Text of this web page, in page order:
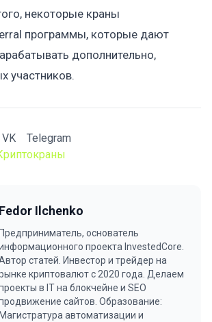
некоторые краны
программы, которые дают
дополнительно,
участников.
VK
Telegram
Fedor Ilchenko
Предприниматель, основатель
проекта InvestedCore.
статей. Инвестор и трейдер на
криптовалют с 2020 года. Делаем
в IT на блокчейне и SEO
сайтов. Образование:
Магистратура автоматизации и